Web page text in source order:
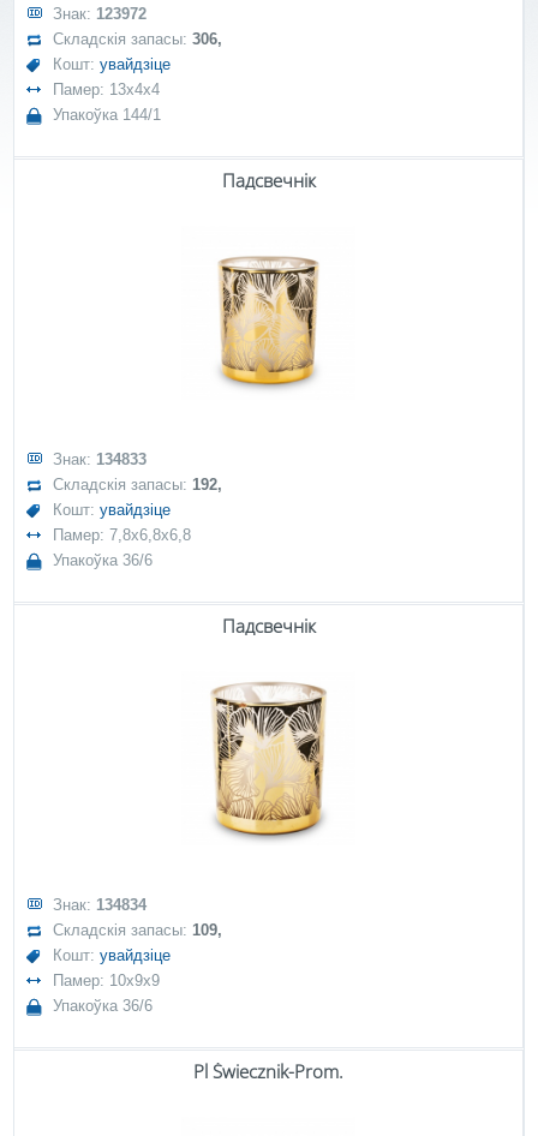
Знак: 123972
Складскія запасы:306,
Кошт:увайдзіце
Памер: 13x4x4
Упакоўка 144/1
Падсвечнік
Знак: 134833
Складскія запасы:192,
Кошт:увайдзіце
Памер: 7,8x6,8x6,8
Упакоўка 36/6
Падсвечнік
Знак: 134834
Складскія запасы:109,
Кошт:увайдзіце
Памер: 10x9x9
Упакоўка 36/6
Pl Świecznik-Prom.